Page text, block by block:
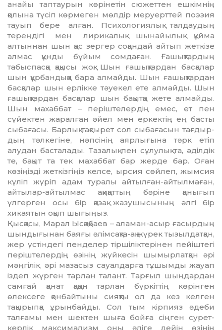
анайы таптаурын көрінетін сюжеттен ешкімнің
қолына түсіп көрмеген мөлдір меруерттей поэзия
тауып бере алған. Психологиялық талдаудың
тереңдігі мен лирикалық шынайылық құй­ма
алтыннан шын қас зергер соққандай айтып жеткізе
алмас құн­ды бұйым сомдаған. Ғашықтардың
табыспасқа қақысы жоқ. Шын ға­шықтардан басқалар
шын құр­бан­дыққа бара алмайды. Шын ғашық­тар­дан
басқалар шын ерлікке тәуекел ете алмайды. Шын
ғашықтардан басқалар шын бақытқа жете алмайды.
Шын махаббат – періштелердің емес, ет пен
сүйектен жаралған әйел мен еркектің ең басты
сыбағасы. Бар­лық тақсырет сол сыбағасын тағ­дыр­
дың тәлкегіне, нәпсінің аярлығына тәрк етіп
алудан басталады. Тазалық пен сұлулық та, әділдік
те, бақыт та тек махаббат бар жерде бар. Оған
көзіңізді жеткізгіңіз келсе, ырсия сөй­леп, жымсия
күліп жүріп адам тура­лы айтылған-айтылмаған,
ай­тылар-айтылмас ақиқаттың бәріне қанығып
үлгерген осы бір қазақ жазу­шысының әлгі бір
хикаятын оқып шығыңыз.
Қысқасы, Марал Ысқақбаев – ала­ман-асыр ғасырдың
шындығынан бая­ғы әлімсақта-ақ жүрек тызыл­дат­қан,
жер үстіндегі пенделер тірші­лік­терінен пейіштегі
періштелердің өзінің жүйкесін шымырлатқан әрі
мәңгілік, әрі мазасыз сауалдарға тұ­шым­ды жауап
іздеп жүрген тарлан та­лант. Тарғыл шыңдардан
самғай қа­нат қаққан тарлан бүркіттің кө­рінген
өлексеге қонбайтыны сияқты ол да кез келген
тақырыпқа ұрын­бай­ды. Сол тым кірпияз әдеби
талғамы мен шектен шыға бойға сіңген сурет­
керлік максимализм оны әліге дейін өзінің